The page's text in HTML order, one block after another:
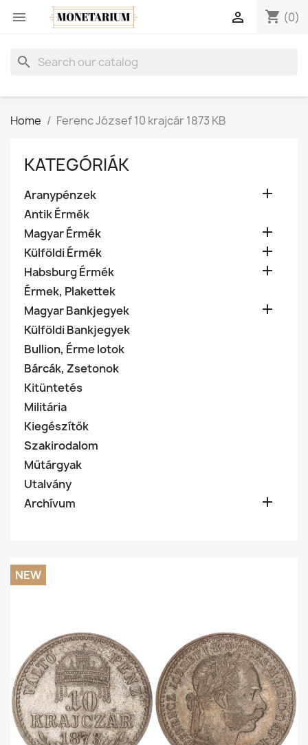
 shopping_cart (0)

search
Home Ferenc József 10 krajcár 1873 KB
KATEGÓRIÁK
Aranypénzek 
Antik Érmék
Magyar Érmék

Külföldi Érmék 
Habsburg Érmék 
Érmek, Plakettek
Magyar Bankjegyek

Külföldi Bankjegyek
Bullion, Érme lotok
Bárcák, Zsetonok
Kitüntetés
Militária
Kiegészítők
Szakirodalom
Műtárgyak
Utalvány
Archívum

NEW